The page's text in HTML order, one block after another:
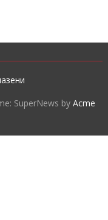
SuperNews byAcme